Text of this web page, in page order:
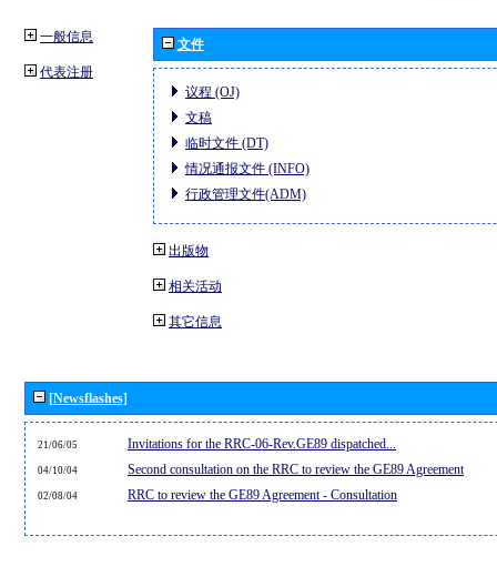
一般信息
代表注册
文件
议程 (OJ)
文稿
临时文件 (DT)
情况通报文件 (INFO)
行政管理文件(ADM)
出版物
相关活动
其它信息
[Newsflashes]
21/06/05 Invitations for the RRC-06-Rev.GE89 dispatched...
04/10/04 Second consultation on the RRC to review the GE89 Agreement
02/08/04 RRC to review the GE89 Agreement - Consultation